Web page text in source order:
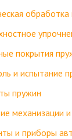
обработка
покрытия
и испытание
пружин
механизации
и приборы